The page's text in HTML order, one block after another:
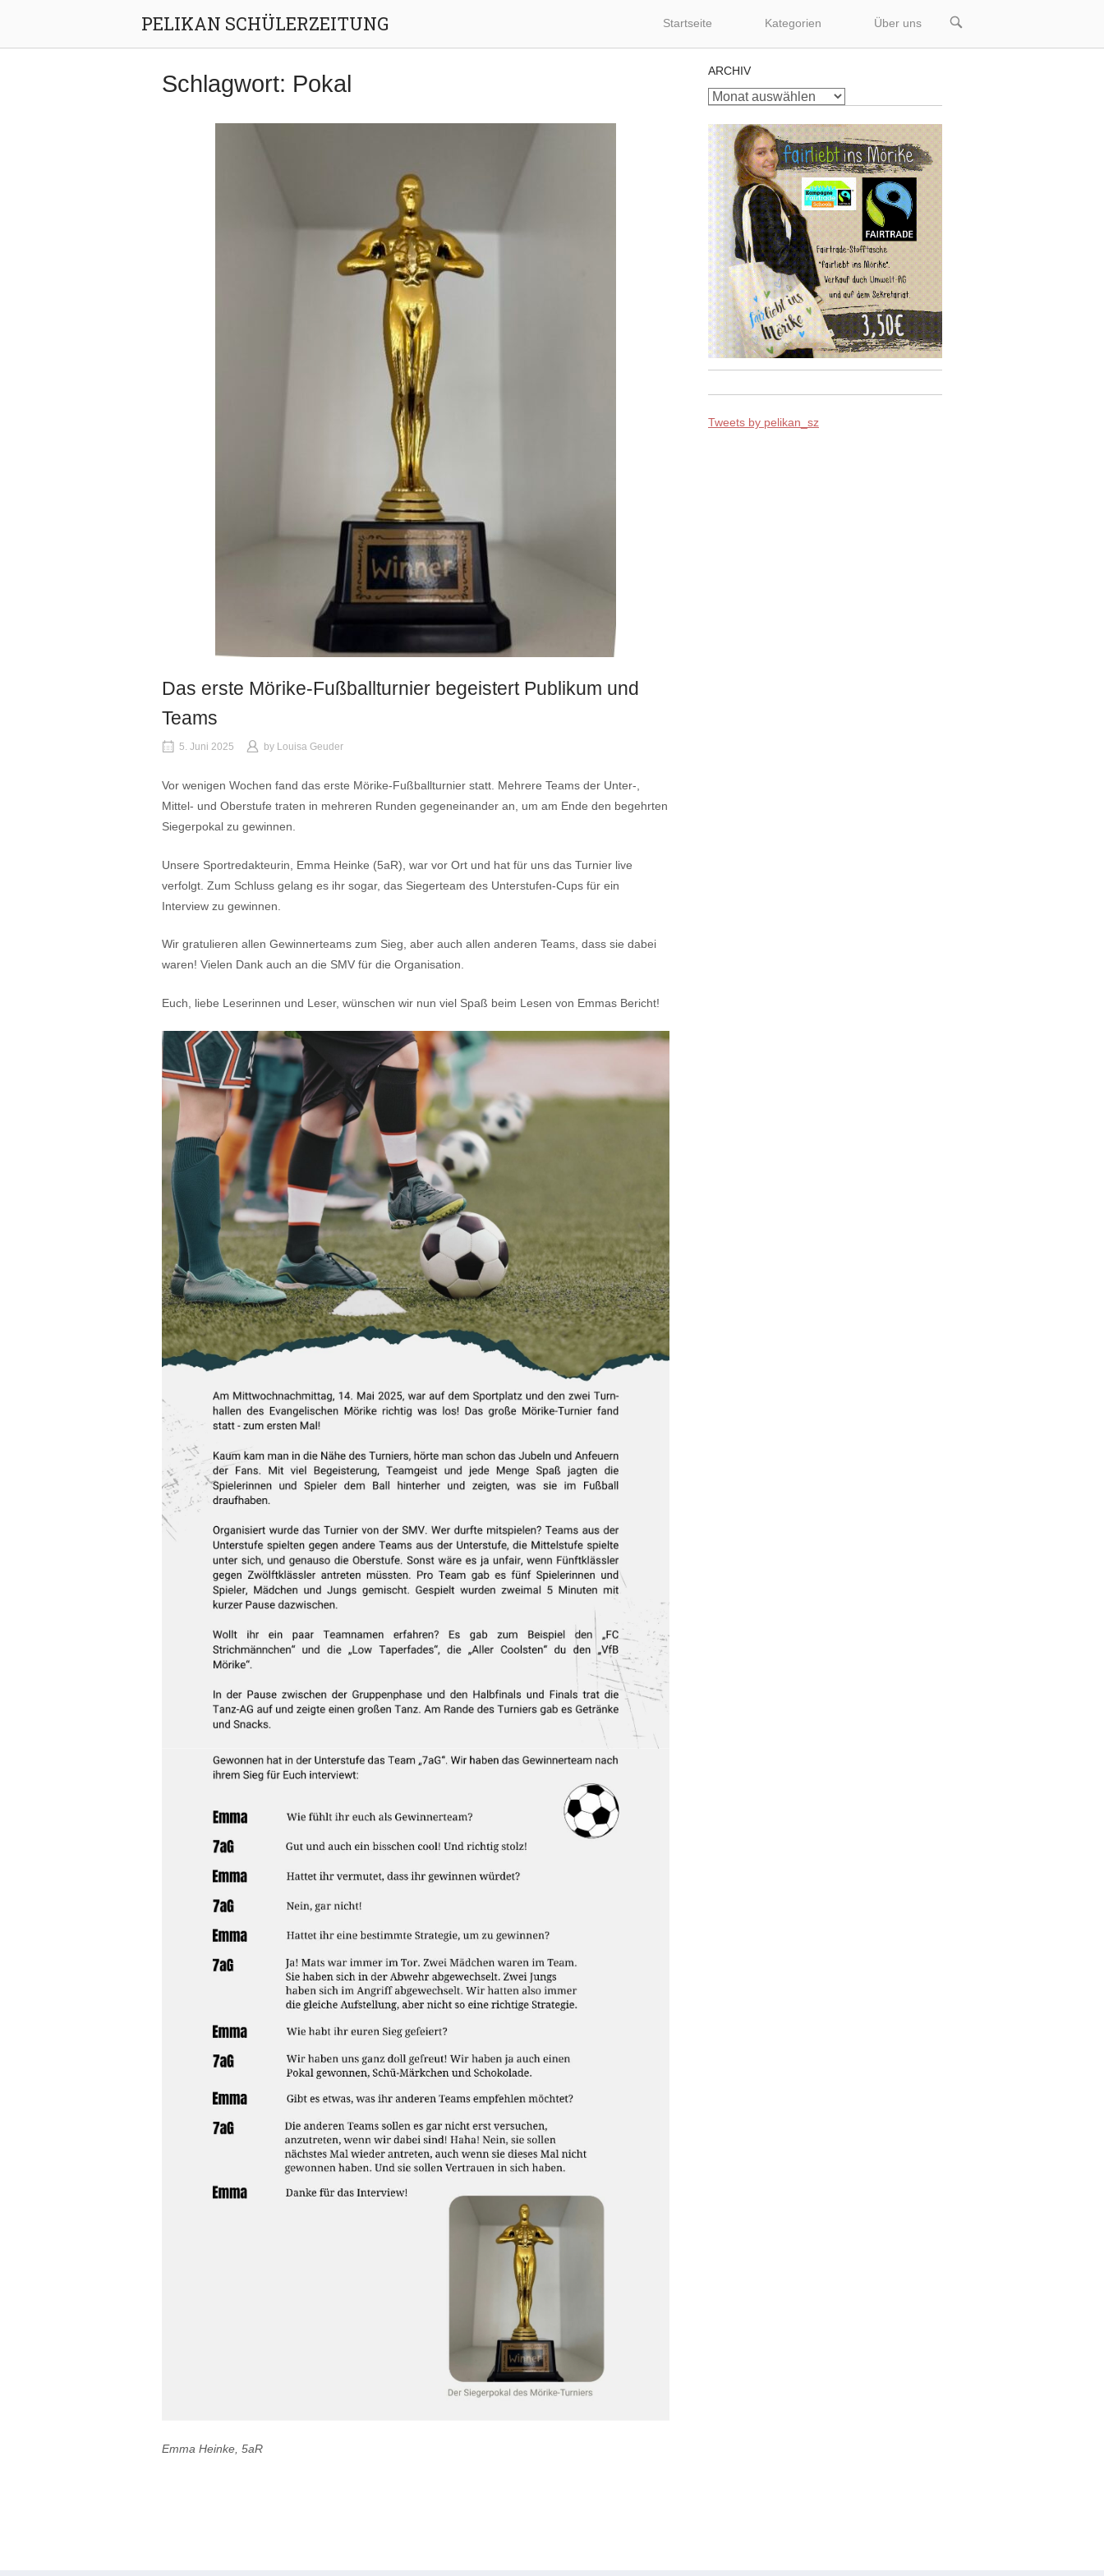
content
PELIKAN SCHÜLERZEITUNG Startseite Kategorien Über uns
OPEN
SEARCH
Schlagwort: Pokal
Das erste Mörike-Fußballturnier begeistert Publikum und
Teams
5. Juni 2025 by Louisa Geuder
Vor wenigen Wochen fand das erste Mörike-Fußballturnier statt. Mehrere Teams der Unter-,
Mittel- und Oberstufe traten in mehreren Runden gegeneinander an, um am Ende den begehrten
Siegerpokal zu gewinnen.
Unsere Sportredakteurin, Emma Heinke (5aR), war vor Ort und hat für uns das Turnier live
verfolgt. Zum Schluss gelang es ihr sogar, das Siegerteam des Unterstufen-Cups für ein
Interview zu gewinnen.
Wir gratulieren allen Gewinnerteams zum Sieg, aber auch allen anderen Teams, dass sie dabei
waren! Vielen Dank auch an die SMV für die Organisation.
Euch, liebe Leserinnen und Leser, wünschen wir nun viel Spaß beim Lesen von Emmas Bericht!
Emma Heinke, 5aR
ARCHIV
Archiv
Tweets by pelikan_sz